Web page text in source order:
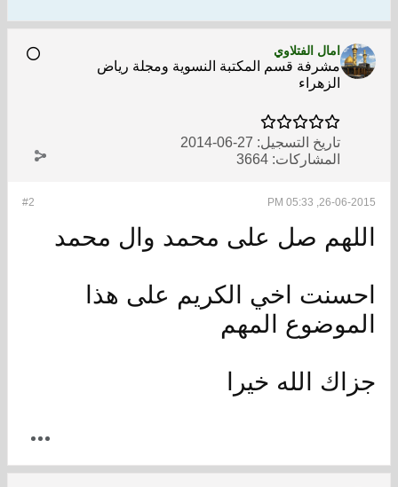
امال الفتلاوي
مشرفة قسم المكتبة النسوية ومجلة رياض
الزهراء
تاريخ التسجيل: 27-06-2014
المشاركات: 3664
#2 26-06-2015, 05:33 PM
اللهم صل على محمد وال محمد
احسنت اخي الكريم على هذا
الموضوع المهم
جزاك الله خيرا